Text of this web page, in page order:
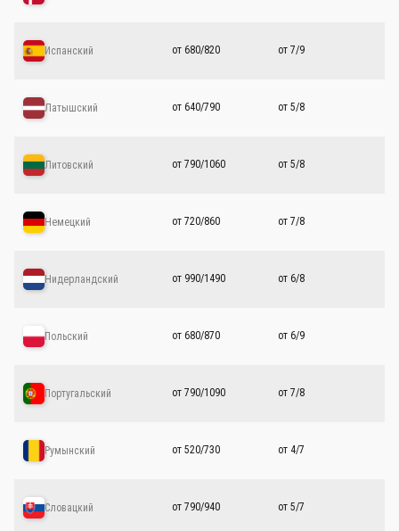
Испанский от 680/820 от 7/9
Латышский от 640/790 от 5/8
Литовский от 790/1060 от 5/8
Немецкий от 720/860 от 7/8
Нидерландский от 990/1490 от 6/8
Польский от 680/870 от 6/9
Португальский от 790/1090 от 7/8
Румынский от 520/730 от 4/7
Словацкий от 790/940 от 5/7